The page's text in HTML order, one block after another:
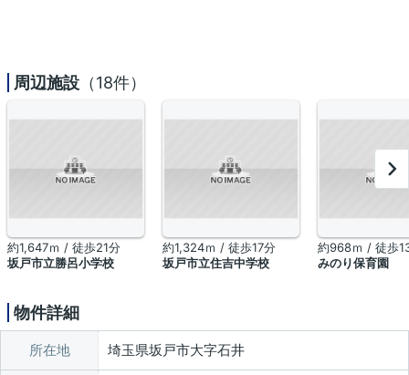
周辺施設 （18件）
約1,647ｍ / 徒歩21分
坂戸市立勝呂小学校
約1,324ｍ / 徒歩17分
坂戸市立住吉中学校
約968ｍ / 徒歩
みのり保育園
物件詳細
所在地 埼玉県坂戸市大字石井